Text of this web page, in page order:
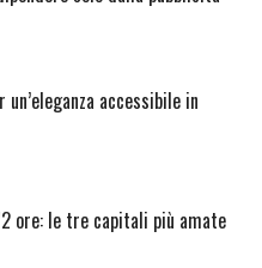
accessibile in
ore: le tre capitali più amate